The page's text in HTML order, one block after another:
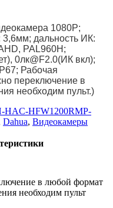
1080P;
3,6мм; дальность ИК:
PAL960H;
0лк@F2.0(ИК вкл);
Рабочая
переключение в
необходим пульт.)
HAC-HFW1200RMP-
Dahua, Видеокамеры
в любой формат
необходим пульт